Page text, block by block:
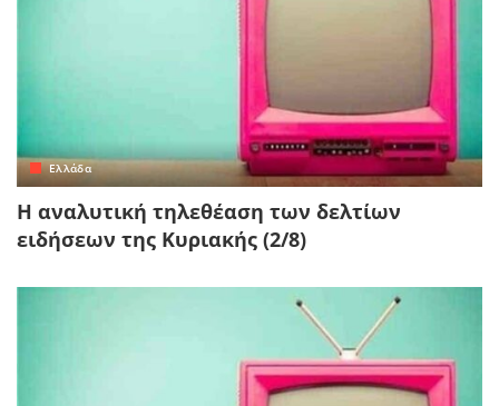
Ελλάδα
Η αναλυτική τηλεθέαση των δελτίων
ειδήσεων της Κυριακής (2/8)